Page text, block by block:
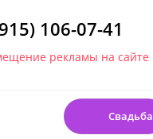
106-07-41
рекламы на сайте
Свадьба